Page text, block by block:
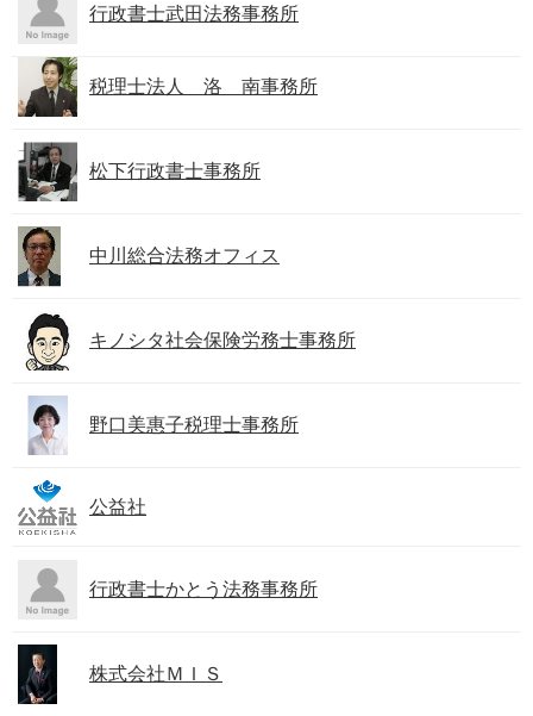
行政書士武田法務事務所
税理士法人 洛 南事務所
松下行政書士事務所
中川総合法務オフィス
キノシタ社会保険労務士事務所
野口美惠子税理士事務所
公益社
行政書士かとう法務事務所
株式会社ＭＩＳ